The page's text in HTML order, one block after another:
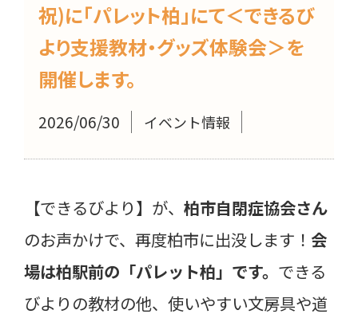
祝)に「パレット柏」にて＜できるび
より支援教材・グッズ体験会＞を
開催します。
2026/06/30 イベント情報
【できるびより】が、 柏市自閉症協会さん
のお声かけで、再度柏市に出没します！ 会
場は柏駅前の「パレット柏」です。 できる
びよりの教材の他、使いやすい文房具や道